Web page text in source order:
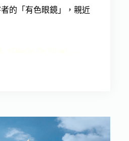
的「有色眼鏡」，親近